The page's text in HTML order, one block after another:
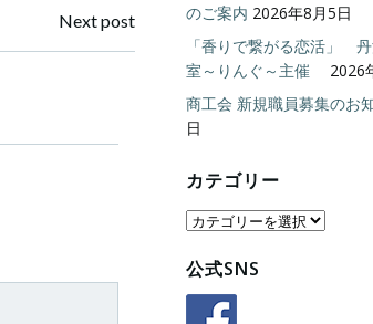
Next post
のご案内 2026年8月5日
「香りで繋がる恋活」
室～りんぐ～主催
2026
商工会 新規職員募集のお
日
カテゴリー
カ
ゴ
リ
公式SNS